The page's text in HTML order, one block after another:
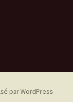
par WordPress